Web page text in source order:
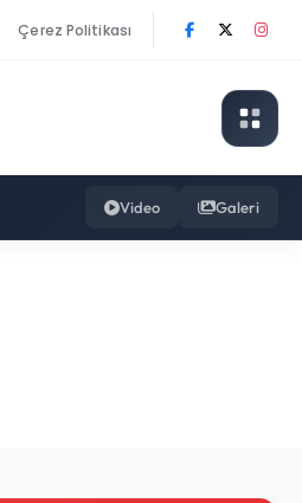
Çerez Politikası
Video Galeri